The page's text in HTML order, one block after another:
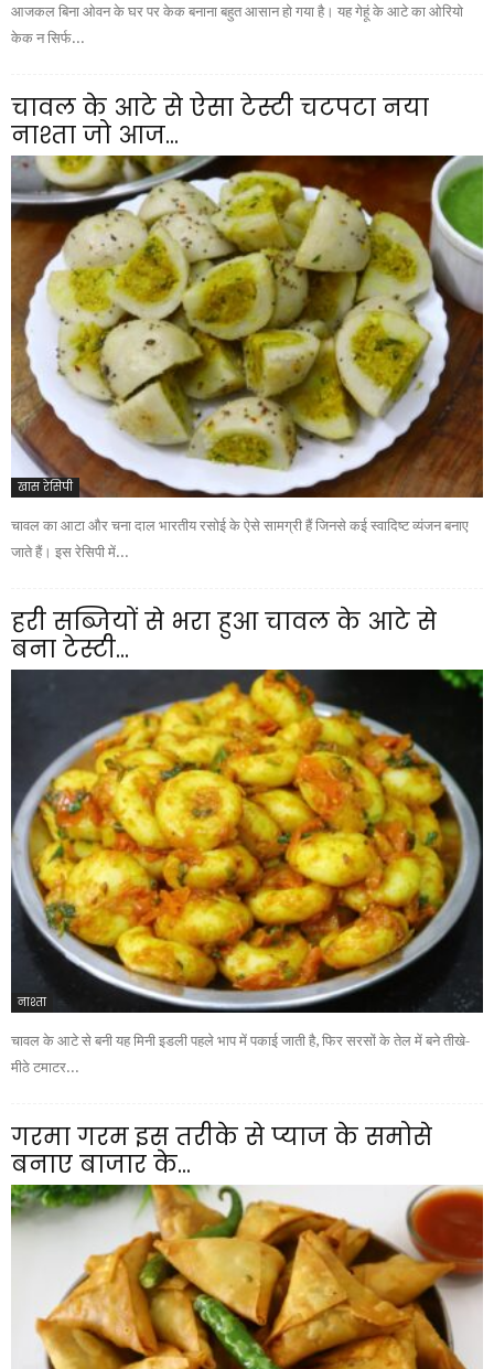
आजकल बिना ओवन के घर पर केक बनाना बहुत आसान हो गया है। यह गेहूं के आटे का ओरियो
केक न सिर्फ...
चावल के आटे से ऐसा टेस्टी चटपटा नया
नाश्ता जो आज...
खास रेसिपी
चावल का आटा और चना दाल भारतीय रसोई के ऐसे सामग्री हैं जिनसे कई स्वादिष्ट व्यंजन बनाए
जाते हैं। इस रेसिपी में...
हरी सब्जियों से भरा हुआ चावल के आटे से
बना टेस्टी...
नाश्ता
चावल के आटे से बनी यह मिनी इडली पहले भाप में पकाई जाती है, फिर सरसों के तेल में बने तीखे-
मीठे टमाटर...
गरमा गरम इस तरीके से प्याज के समोसे
बनाए बाजार के...